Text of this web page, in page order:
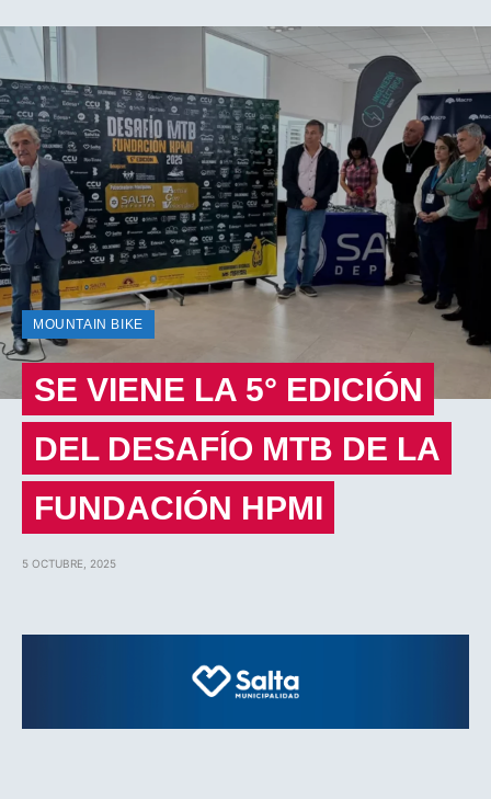
MOUNTAIN BIKE
SE VIENE LA 5° EDICIÓN
DEL DESAFÍO MTB DE LA
FUNDACIÓN HPMI
5 OCTUBRE, 2025